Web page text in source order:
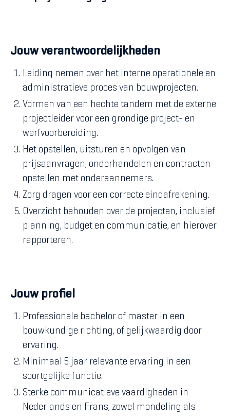
Jouw verantwoordelijkheden
Leiding nemen over het interne operationele en
administratieve proces van bouwprojecten.
Vormen van een hechte tandem met de externe
projectleider voor een grondige project- en
werfvoorbereiding.
Het opstellen, uitsturen en opvolgen van
prijsaanvragen, onderhandelen en contracten
opstellen met onderaannemers.
Zorg dragen voor een correcte eindafrekening.
Overzicht behouden over de projecten, inclusief
planning, budget en communicatie, en hierover
rapporteren.
Jouw profiel
Professionele bachelor of master in een
bouwkundige richting, of gelijkwaardig door
ervaring.
Minimaal 5 jaar relevante ervaring in een
soortgelijke functie.
Sterke communicatieve vaardigheden in
Nederlands en Frans, zowel mondeling als